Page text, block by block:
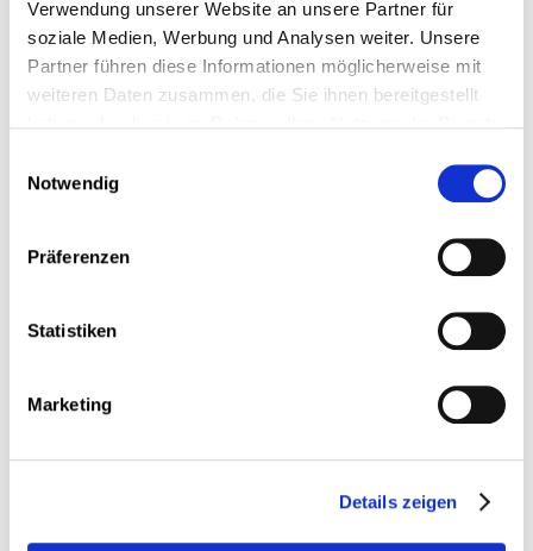
Verwendung unserer Website an unsere Partner für
soziale Medien, Werbung und Analysen weiter. Unsere
Partner führen diese Informationen möglicherweise mit
weiteren Daten zusammen, die Sie ihnen bereitgestellt
Notwendig
Präferenzen
Statistiken
Marketing
Details zeigen
01 April 2022
Le Fonds de compensation : Un changement de
paradigme s’impose !
14 Mai 2020
reprise socialement juste !
Le plan national intégré en matière d’énergie et